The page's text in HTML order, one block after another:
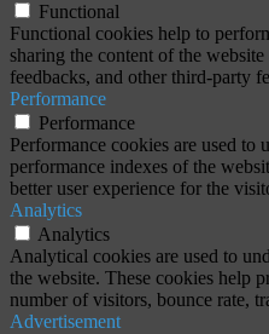
Functional
Functional cookies help to
sharing the content of the
feedbacks, and other third-party
Performance
Performance
Performance cookies are used to
performance indexes of the
better user experience for the
Analytics
Analytics
Analytical cookies are used to
the website. These cookies help
number of visitors, bounce rate,
Advertisement